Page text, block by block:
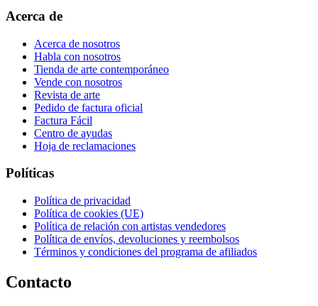
Acerca de
Acerca de nosotros
Habla con nosotros
Tienda de arte contemporáneo
Vende con nosotros
Revista de arte
Pedido de factura oficial
Factura Fácil
Centro de ayudas
Hoja de reclamaciones
Políticas
Política de privacidad
Política de cookies (UE)
Política de relación con artistas vendedores
Política de envíos, devoluciones y reembolsos
Términos y condiciones del programa de afiliados
Contacto